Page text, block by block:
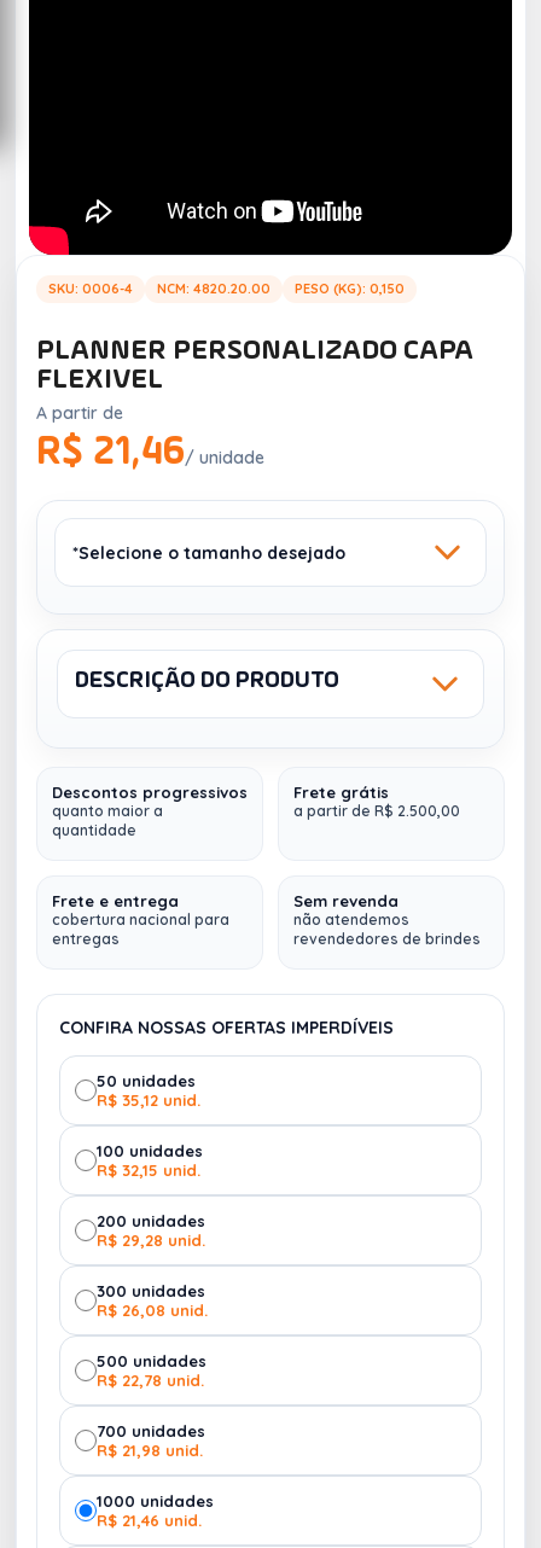
SKU: 0006-4 NCM: 4820.20.00 PESO (KG): 0,150
PLANNER PERSONALIZADO CAPA
FLEXIVEL
A partir de
R$ 21,46/ unidade
*Selecione o tamanho desejado
DESCRIÇÃO DO PRODUTO
Capa:Flexivel em Papel Triplex 300G, com
Impressão Digital Colorida.
Área da Impressão:
Capa e Contra-Capa
Enobrecimento:Laminação Fosca BOPP
Miolo Semanal:
Com dados pessoais, e
personalizadas)
Elastico Lateral:
Acabamento:Constura Singer Central
(Pespontado)
ATENÇÃO: Personalização Parcial:
e Contra-Capa e lâminas.
PERSONALIZÁVEL.
PEDIDO MÍNIMO DE 50
UNIDADES.
Descontos progressivos
quanto maior a
quantidade
Frete grátis
a partir de R$ 2.500,00
Frete e entrega
cobertura nacional para
entregas
Sem revenda
não atendemos
revendedores de brindes
CONFIRA NOSSAS OFERTAS IMPERDÍVEIS
50 unidades
R$ 35,12 unid.
100 unidades
R$ 32,15 unid.
200 unidades
R$ 29,28 unid.
300 unidades
R$ 26,08 unid.
500 unidades
R$ 22,78 unid.
700 unidades
R$ 21,98 unid.
1000 unidades
R$ 21,46 unid.